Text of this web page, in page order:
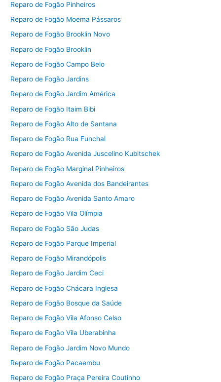
Reparo de Fogão Pinheiros
Reparo de Fogão Moema Pássaros
Reparo de Fogão Brooklin Novo
Reparo de Fogão Brooklin
Reparo de Fogão Campo Belo
Reparo de Fogão Jardins
Reparo de Fogão Jardim América
Reparo de Fogão Itaim Bibi
Reparo de Fogão Alto de Santana
Reparo de Fogão Rua Funchal
Reparo de Fogão Avenida Juscelino Kubitschek
Reparo de Fogão Marginal Pinheiros
Reparo de Fogão Avenida dos Bandeirantes
Reparo de Fogão Avenida Santo Amaro
Reparo de Fogão Vila Olímpia
Reparo de Fogão São Judas
Reparo de Fogão Parque Imperial
Reparo de Fogão Mirandópolis
Reparo de Fogão Jardim Ceci
Reparo de Fogão Chácara Inglesa
Reparo de Fogão Bosque da Saúde
Reparo de Fogão Vila Afonso Celso
Reparo de Fogão Vila Uberabinha
Reparo de Fogão Jardim Novo Mundo
Reparo de Fogão Pacaembu
Reparo de Fogão Praça Pereira Coutinho